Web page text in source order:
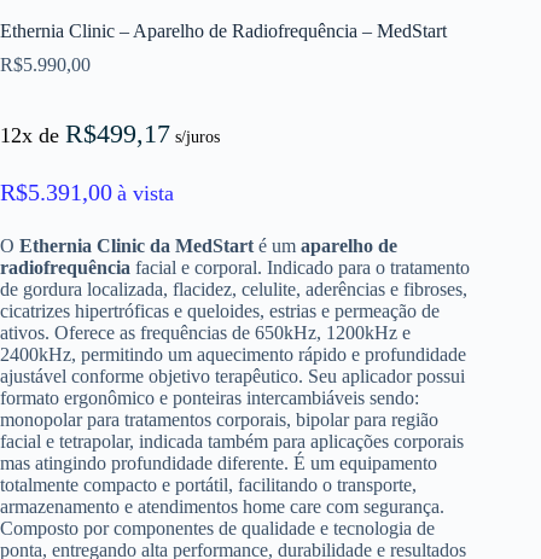
Ethernia Clinic – Aparelho de Radiofrequência – MedStart
R$5.990,00
12x de R$499,17 s/juros
R$5.391,00 à vista
O Ethernia Clinic da MedStart é um aparelho de
radiofrequência facial e corporal. Indicado para o tratamento
de gordura localizada, flacidez, celulite, aderências e fibroses,
cicatrizes hipertróficas e queloides, estrias e permeação de
ativos. Oferece as frequências de 650kHz, 1200kHz e
2400kHz, permitindo um aquecimento rápido e profundidade
ajustável conforme objetivo terapêutico. Seu aplicador possui
formato ergonômico e ponteiras intercambiáveis sendo:
monopolar para tratamentos corporais, bipolar para região
facial e tetrapolar, indicada também para aplicações corporais
mas atingindo profundidade diferente. É um equipamento
totalmente compacto e portátil, facilitando o transporte,
armazenamento e atendimentos home care com segurança.
Composto por componentes de qualidade e tecnologia de
ponta, entregando alta performance, durabilidade e resultados